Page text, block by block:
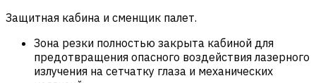
Защитная кабина и сменщик палет.
Зона резки полностью закрыта кабиной для
предотвращения опасного воздействия лазерного
излучения на сетчатку глаза и механических